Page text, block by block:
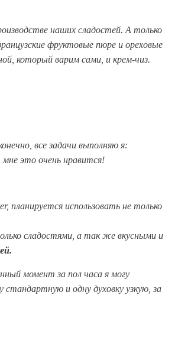
наших сладостей. А только
фруктовые пюре и ореховые
который варим сами, и крем-чиз.
все задачи выполняю я:
мне это очень нравится!
планируется использовать не только
сладостями, а так же вкусными и
момент за пол часа я могу
стандартную и одну духовку узкую, за